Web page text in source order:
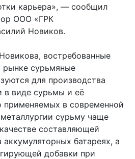
карьера», — сообщил
ООО «ГРК
Новиков.
востребованные
рынке сурьмяные
для производства
в виде сурьмы и её
применяемых в современной
сурьму чаще
составляющей
аккумуляторных батареях, а
добавки при